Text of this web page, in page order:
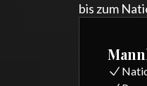
bis zum